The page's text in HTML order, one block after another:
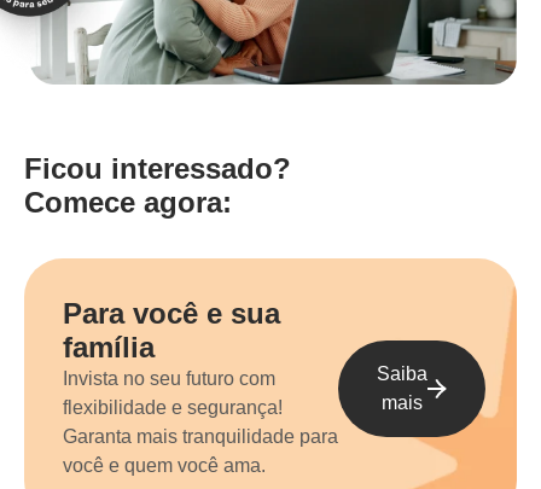
Ficou interessado?
Comece agora:
Para você e sua
família
Invista no seu futuro com
flexibilidade e segurança!
Garanta mais tranquilidade para
você e quem você ama.
Saiba
mais